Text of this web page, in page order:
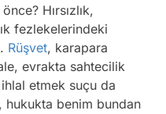
Hırsızlık,
fezlekelerindeki
Rüşvet, karapara
evrakta sahtecilik
etmek suçu da
hukukta benim bundan